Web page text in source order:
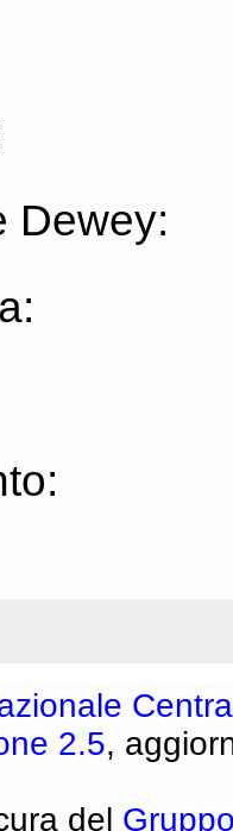
Dewey:
2.5,
del